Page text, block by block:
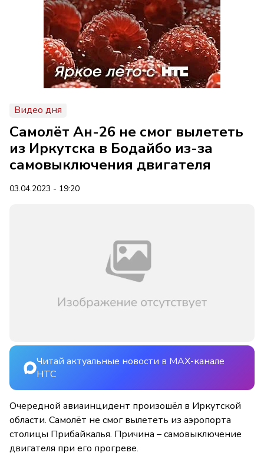
Видео дня
Самолёт Ан-26 не смог вылететь
из Иркутска в Бодайбо из-за
самовыключения двигателя
03.04.2023 - 19:20
Читай актуальные новости в MAX-канале
НТС
Очередной авиаинцидент произошёл в Иркутской
области. Самолёт не смог вылететь из аэропорта
столицы Прибайкалья. Причина – самовыключение
двигателя при его прогреве.